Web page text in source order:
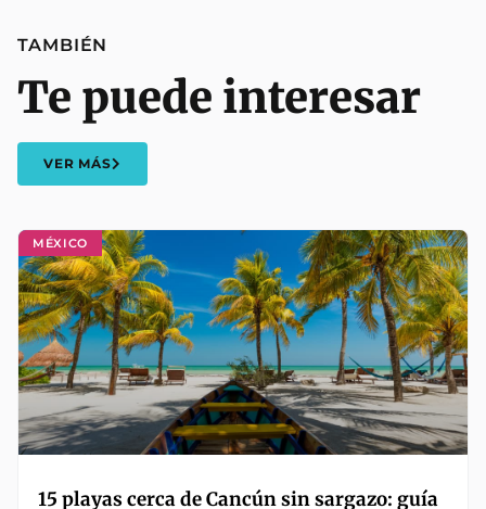
MÉXICO
15 playas cerca de Cancún sin sargazo: guía
TAMBIÉN
Te puede interesar
VER MÁS